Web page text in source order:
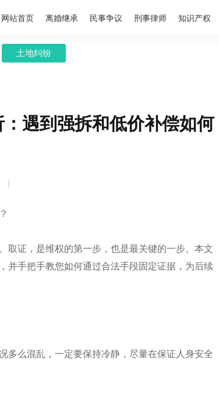
网站首页 离婚继承 民事争议 刑事律师 知识产权
土地纠纷
遇到强拆和低价补偿如何
|
取证，是维权的第一步，也是最关键的一步。本文
并手把手教您如何通过合法手段固定证据，为后续
多么混乱，一定要保持冷静，尽量在保证人身安全